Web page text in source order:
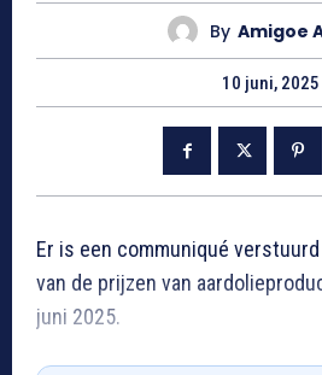
By Amigoe
10 juni, 2025
Er is een communiqué
van de prijzen van
juni 2025.